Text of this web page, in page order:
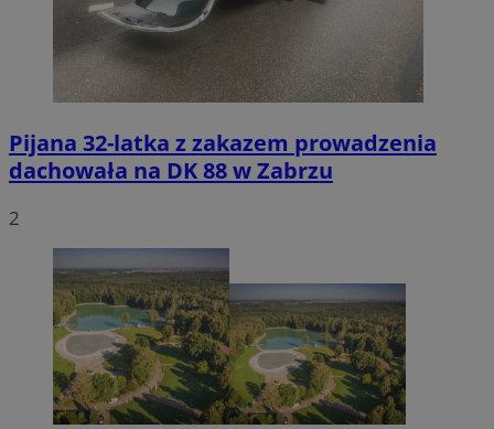
Pijana 32-latka z zakazem prowadzenia
dachowała na DK 88 w Zabrzu
2